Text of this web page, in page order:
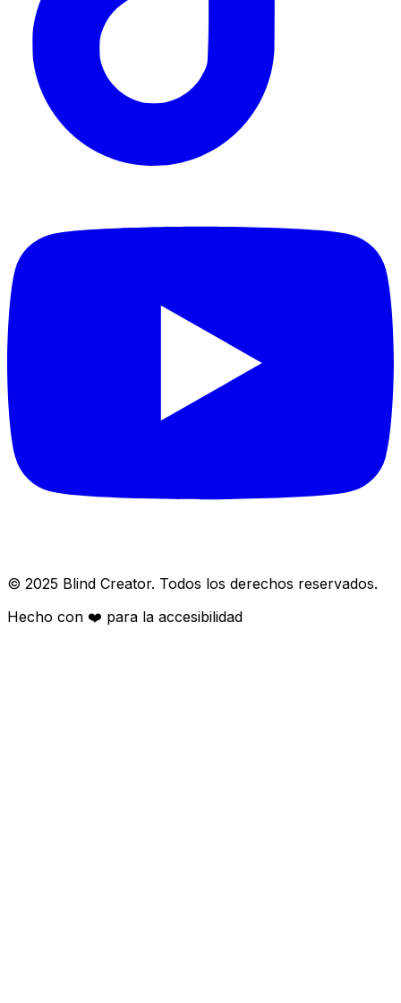
© 2025 Blind Creator. Todos los derechos reservados.
Hecho con ❤️ para la accesibilidad